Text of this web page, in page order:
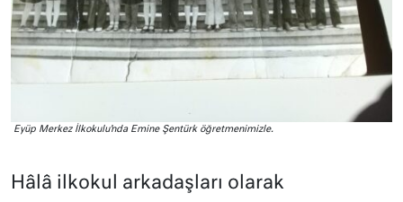
Eyüp Merkez İlkokulu’nda Emine Şentürk öğretmenimizle.
Hâlâ ilkokul arkadaşları olarak